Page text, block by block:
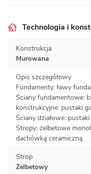
Technologia i
Konstrukcja
Murowana
Opis szczegółowy
Fundamenty: ławy
Ściany fundamentowe:
konstrukcyjne: pustaki
Ściany działowe:
Stropy: żelbetowe
dachówką ceramiczną.
Strop
Żelbetowy